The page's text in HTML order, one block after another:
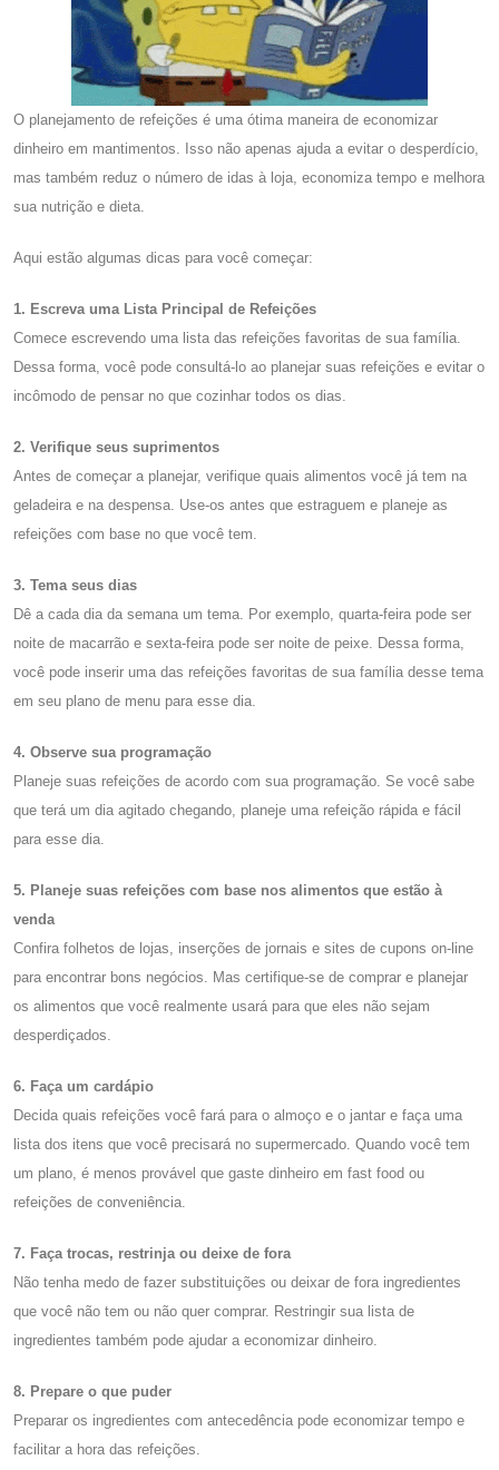
O planejamento de refeições é uma ótima maneira de economizar
dinheiro em mantimentos. Isso não apenas ajuda a evitar o desperdício,
mas também reduz o número de idas à loja, economiza tempo e melhora
sua nutrição e dieta.
Aqui estão algumas dicas para você começar:
1. Escreva uma Lista Principal de Refeições
Comece escrevendo uma lista das refeições favoritas de sua família.
Dessa forma, você pode consultá-lo ao planejar suas refeições e evitar o
incômodo de pensar no que cozinhar todos os dias.
2. Verifique seus suprimentos
Antes de começar a planejar, verifique quais alimentos você já tem na
geladeira e na despensa. Use-os antes que estraguem e planeje as
refeições com base no que você tem.
3. Tema seus dias
Dê a cada dia da semana um tema. Por exemplo, quarta-feira pode ser
noite de macarrão e sexta-feira pode ser noite de peixe. Dessa forma,
você pode inserir uma das refeições favoritas de sua família desse tema
em seu plano de menu para esse dia.
4. Observe sua programação
Planeje suas refeições de acordo com sua programação. Se você sabe
que terá um dia agitado chegando, planeje uma refeição rápida e fácil
para esse dia.
5. Planeje suas refeições com base nos alimentos que estão à
venda
Confira folhetos de lojas, inserções de jornais e sites de cupons on-line
para encontrar bons negócios. Mas certifique-se de comprar e planejar
os alimentos que você realmente usará para que eles não sejam
desperdiçados.
6. Faça um cardápio
Decida quais refeições você fará para o almoço e o jantar e faça uma
lista dos itens que você precisará no supermercado. Quando você tem
um plano, é menos provável que gaste dinheiro em fast food ou
refeições de conveniência.
7. Faça trocas, restrinja ou deixe de fora
Não tenha medo de fazer substituições ou deixar de fora ingredientes
que você não tem ou não quer comprar. Restringir sua lista de
ingredientes também pode ajudar a economizar dinheiro.
8. Prepare o que puder
Preparar os ingredientes com antecedência pode economizar tempo e
facilitar a hora das refeições.